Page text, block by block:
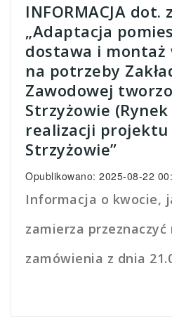
INFORMACJA dot.
„Adaptacja
dostawa i montaż
na potrzeby
Zawodowej
Strzyżowie
realizacji projektu
Strzyżowie”
Opublikowano: 2025-08-22
Informacja o kwocie,
zamierza
zamówienia z dnia